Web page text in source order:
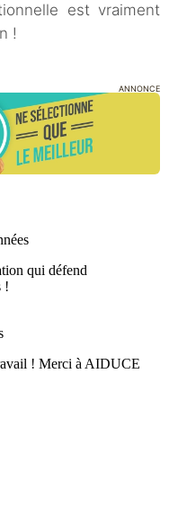
est vraiment
!
ANNONCE